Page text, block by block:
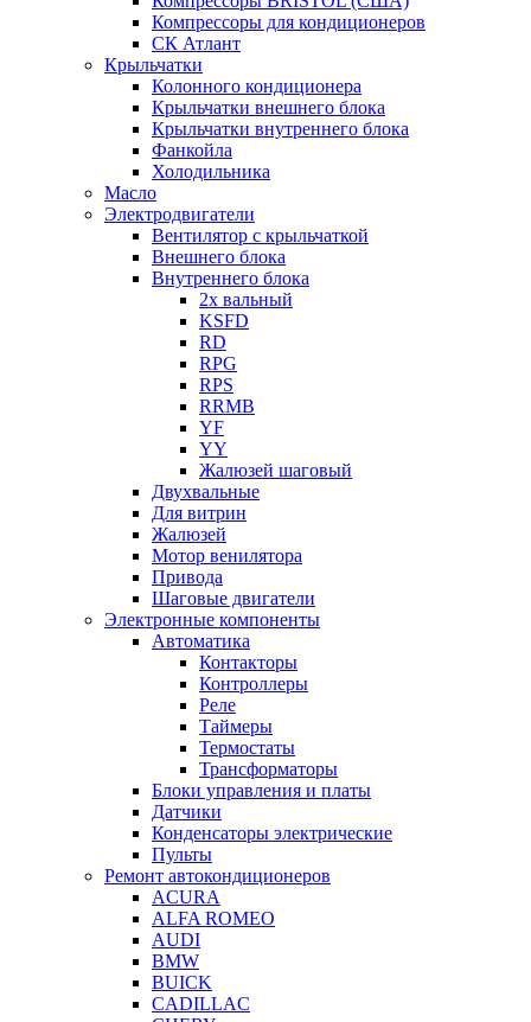
Компрессоры для кондиционеров
СК Атлант
Крыльчатки
Колонного кондиционера
Крыльчатки внешнего блока
Крыльчатки внутреннего блока
Фанкойла
Холодильника
Масло
Электродвигатели
Вентилятор с крыльчаткой
Внешнего блока
Внутреннего блока
2х вальный
KSFD
RD
RPG
RPS
RRMB
YF
YY
Жалюзей шаговый
Двухвальные
Для витрин
Жалюзей
Мотор венилятора
Привода
Шаговые двигатели
Электронные компоненты
Автоматика
Контакторы
Контроллеры
Реле
Таймеры
Термостаты
Трансформаторы
Блоки управления и платы
Датчики
Конденсаторы электрические
Пульты
Ремонт автокондиционеров
ACURA
ALFA ROMEO
AUDI
BMW
BUICK
CADILLAC